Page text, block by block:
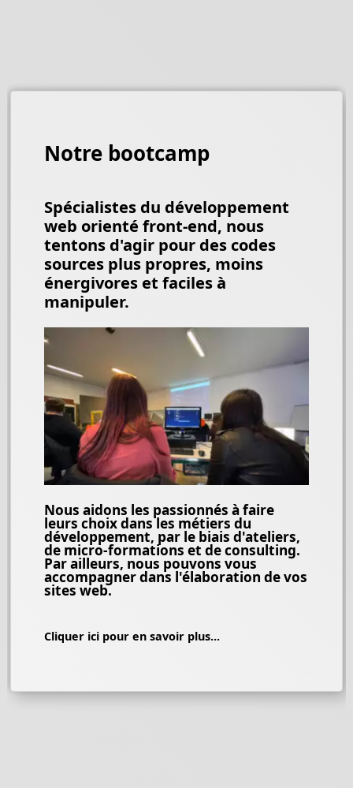
Notre bootcamp
Spécialistes du développement
web orienté front-end, nous
tentons d'agir pour des codes
sources plus propres, moins
énergivores et faciles à
manipuler.
Nous aidons les passionnés à faire
leurs choix dans les métiers du
développement, par le biais d'ateliers,
de micro-formations et de consulting.
Par ailleurs, nous pouvons vous
accompagner dans l'élaboration de vos
sites web.
Cliquer ici pour en savoir plus...